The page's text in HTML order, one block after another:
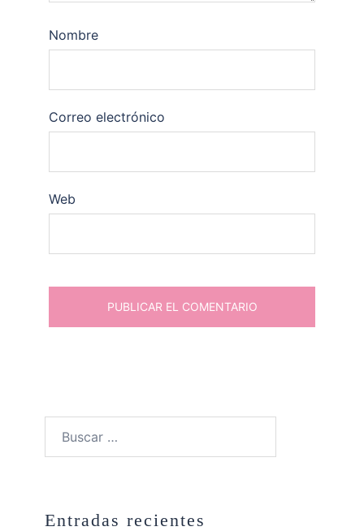
Nombre
Correo electrónico
Web
Entradas recientes